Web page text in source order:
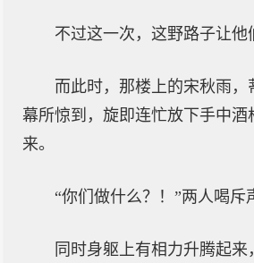
不过这一次，这野路子让他
而此时，那楼上的宋秋雨，
幕所惊到，旋即连忙放下手中酒
来。
“你们做什么？！”两人喝斥
同时身躯上有相力升腾起来